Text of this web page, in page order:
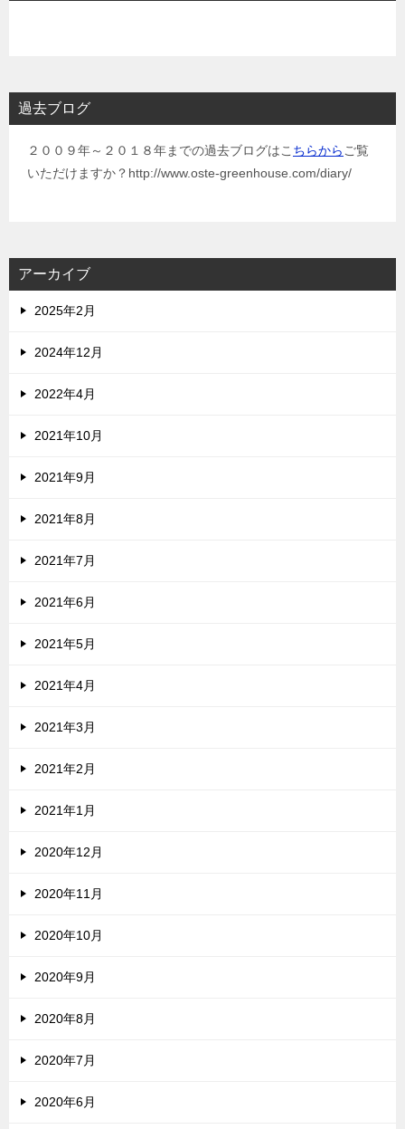
過去ブログ
２００９年～２０１８年までの過去ブログはこ ちらから ご覧
いただけますか？http://www.oste-greenhouse.com/diary/
アーカイブ
2025年2月
2024年12月
2022年4月
2021年10月
2021年9月
2021年8月
2021年7月
2021年6月
2021年5月
2021年4月
2021年3月
2021年2月
2021年1月
2020年12月
2020年11月
2020年10月
2020年9月
2020年8月
2020年7月
2020年6月